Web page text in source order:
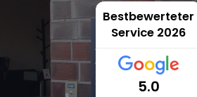
Bestbewerteter
Service 2026
5.0